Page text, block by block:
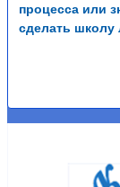
процесса или
сделать школу